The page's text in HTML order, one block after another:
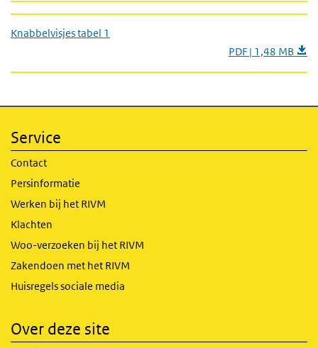
Knabbelvisjes tabel 1
PDF | 1,48 MB
Service
Contact
Persinformatie
Werken bij het RIVM
Klachten
Woo-verzoeken bij het RIVM
Zakendoen met het RIVM
Huisregels sociale media
Over deze site